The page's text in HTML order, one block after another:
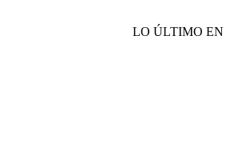
LO ÚLTIMO EN